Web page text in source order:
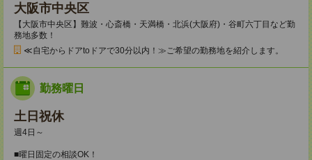
大阪市中央区
【大阪市中央区】難波・心斎橋・天満橋・北浜(大阪府)・谷町六丁目など勤
務地多数！
≪自宅からドアtoドアで30分以内！≫ご希望の勤務地を紹介します。
勤務曜日
土日祝休
週4日～
■曜日固定の相談OK！